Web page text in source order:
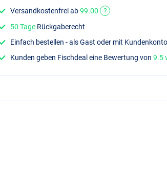
Versandkostenfrei ab99.00
?
50 Tage Rückgaberecht
Einfach bestellen - als Gast oder mit Kundenkonto
Kunden geben Fischdeal eine Bewertung von9.5